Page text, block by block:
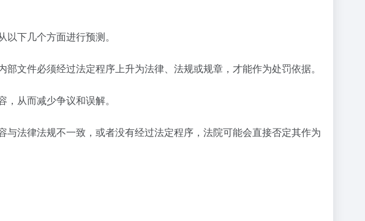
下几个方面进行预测。
文件必须经过法定程序上升为法律、法规或规章，才能作为处罚依据。
从而减少争议和误解。
法律法规不一致，或者没有经过法定程序，法院可能会直接否定其作为